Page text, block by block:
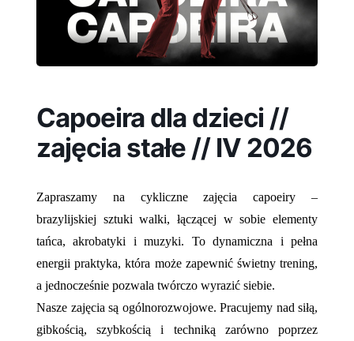
Capoeira dla dzieci //
zajęcia stałe // IV 2026
Zapraszamy na cykliczne zajęcia capoeiry –
brazylijskiej sztuki walki, łączącej w sobie elementy
tańca, akrobatyki i muzyki. To dynamiczna i pełna
energii praktyka, która może zapewnić świetny trening,
a jednocześnie pozwala twórczo wyrazić siebie.
Nasze zajęcia są ogólnorozwojowe. Pracujemy nad siłą,
gibkością, szybkością i techniką zarówno poprzez